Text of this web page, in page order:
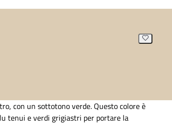
con un sottotono verde. Questo colore è
tenui e verdi grigiastri per portare la